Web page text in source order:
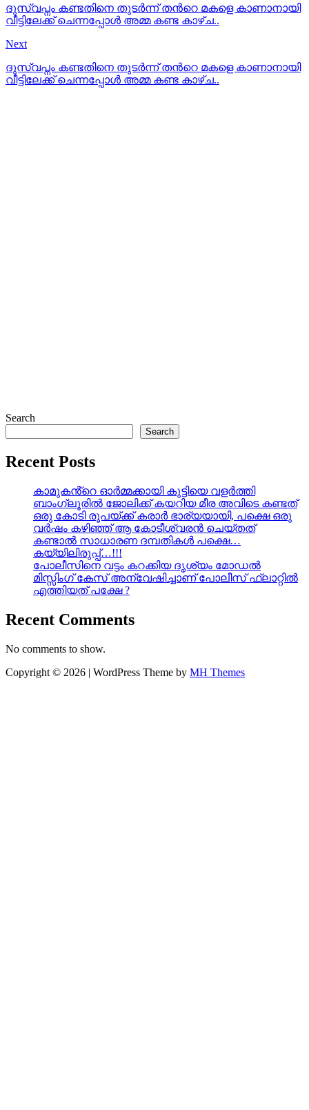
ദുസ്വപ്നം കണ്ടതിനെ തുടർന്ന് തൻറെ മകളെ കാണാനായി
വീട്ടിലേക്ക് ചെന്നപ്പോൾ അമ്മ കണ്ട കാഴ്ച..
Next
ദുസ്വപ്നം കണ്ടതിനെ തുടർന്ന് തൻറെ മകളെ കാണാനായി
വീട്ടിലേക്ക് ചെന്നപ്പോൾ അമ്മ കണ്ട കാഴ്ച..
Search
Search
Recent Posts
കാമുകൻ്റെ ഓർമ്മക്കായി കുട്ടിയെ വളർത്തി
ബാംഗ്ലൂരിൽ ജോലിക്ക് കയറിയ മീര അവിടെ കണ്ടത്
ഒരു കോടി രൂപയ്ക്ക് കരാർ ഭാര്യയായി, പക്ഷെ ഒരു
വർഷം കഴിഞ്ഞ് ആ കോടീശ്വരൻ ചെയ്തത്
കണ്ടാൽ സാധാരണ ദമ്പതികൾ പക്ഷെ…
കയ്യിലിരുപ്പ്…!!!
പോലീസിനെ വട്ടം കറക്കിയ ദൃശ്യം മോഡല്‍
മിസ്സിംഗ് കേസ് അന്വേഷിച്ചാണ് പോലീസ് ഫ്ലാറ്റിൽ
എത്തിയത് പക്ഷേ ?
Recent Comments
No comments to show.
Copyright © 2026 | WordPress Theme by MH Themes